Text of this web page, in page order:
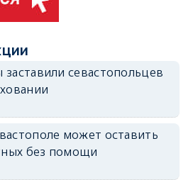
севастопольцев
может оставить
без помощи